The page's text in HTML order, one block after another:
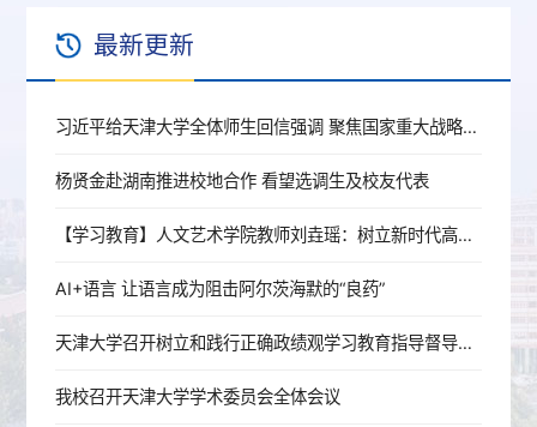
最新更新
习近平给天津大学全体师生回信强调 聚焦国家重大战略需求提高人才培养质量 更好服务经济社会发展
杨贤金赴湖南推进校地合作 看望选调生及校友代表
【学习教育】人文艺术学院教师刘垚瑶：树立新时代高校党员教师的正确政绩观
AI+语言 让语言成为阻击阿尔茨海默的“良药”
天津大学召开树立和践行正确政绩观学习教育指导督导工作推进会
我校召开天津大学学术委员会全体会议